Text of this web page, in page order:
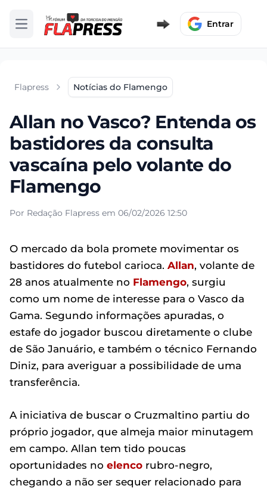
Abrir menu Entrar
Flapress Notícias do Flamengo
Allan no Vasco? Entenda os
bastidores da consulta
vascaína pelo volante do
Flamengo
Por Redação Flapress em 06/02/2026 12:50
O mercado da bola promete movimentar os
bastidores do futebol carioca. Allan, volante de
28 anos atualmente no Flamengo, surgiu
como um nome de interesse para o Vasco da
Gama. Segundo informações apuradas, o
estafe do jogador buscou diretamente o clube
de São Januário, e também o técnico Fernando
Diniz, para averiguar a possibilidade de uma
transferência.
A iniciativa de buscar o Cruzmaltino partiu do
próprio jogador, que almeja maior minutagem
em campo. Allan tem tido poucas
oportunidades no elenco rubro-negro,
chegando a não ser sequer relacionado para